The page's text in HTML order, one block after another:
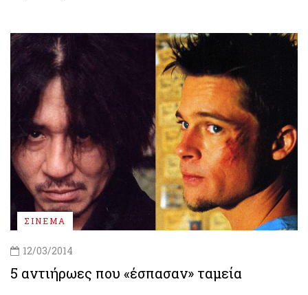
ΣΙΝΕΜΑ
12/03/2014
5 αντιήρωες που «έσπασαν» ταμεία